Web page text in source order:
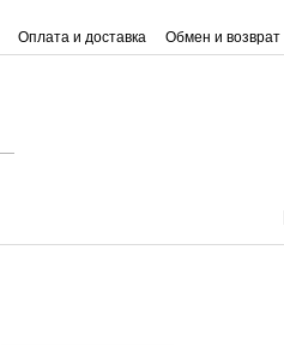
Оплата и доставка Обмен и возврат